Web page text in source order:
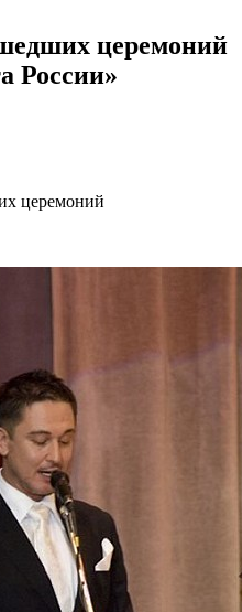
церемоний
России»
церемоний